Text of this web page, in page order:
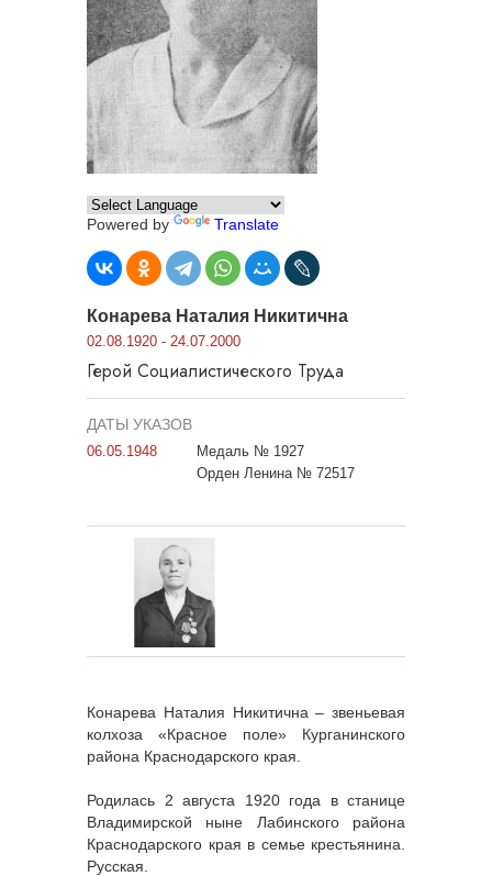
Powered by Translate
Конарева Наталия Никитична
02.08.1920 - 24.07.2000
Герой Социалистического Труда
ДАТЫ УКАЗОВ
06.05.1948
Медаль № 1927
Орден Ленина № 72517
Конарева Наталия Никитична – звеньевая
колхоза «Красное поле» Курганинского
района Краснодарского края.
Родилась 2 августа 1920 года в станице
Владимирской ныне Лабинского района
Краснодарского края в семье крестьянина.
Русская.